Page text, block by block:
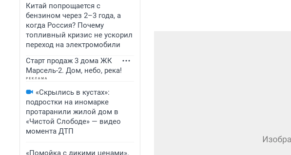
Китай попрощается с
бензином через 2–3 года, а
когда Россия? Почему
топливный кризис не ускорил
переход на электромобили
Старт продаж 3 дома ЖК
Марсель-2. Дом, небо, река!
«Скрылись в кустах»:
подростки на иномарке
протаранили жилой дом в
«Чистой Слободе» — видео
момента ДТП
«Помойка с дикими ценами».